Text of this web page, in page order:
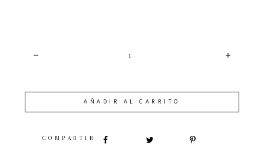
AÑADIR AL CARRITO
SHARE